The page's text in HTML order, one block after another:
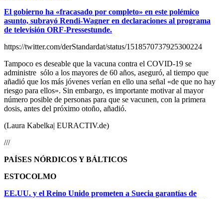
El gobierno ha «fracasado por completo» en este polémico
asunto, subrayó Rendi-Wagner en declaraciones al programa
de televisión ORF-Pressestunde.
https://twitter.com/derStandardat/status/1518570737925300224
Tampoco es deseable que la vacuna contra el COVID-19 se
administre sólo a los mayores de 60 años, aseguró, al tiempo que
añadió que los más jóvenes verían en ello una señal «de que no hay
riesgo para ellos». Sin embargo, es importante motivar al mayor
número posible de personas para que se vacunen, con la primera
dosis, antes del próximo otoño, añadió.
(Laura Kabelka| EURACTIV.de)
///
PAÍSES NÓRDICOS Y BÁLTICOS
ESTOCOLMO
EE.UU. y el Reino Unido prometen a Suecia garantías de